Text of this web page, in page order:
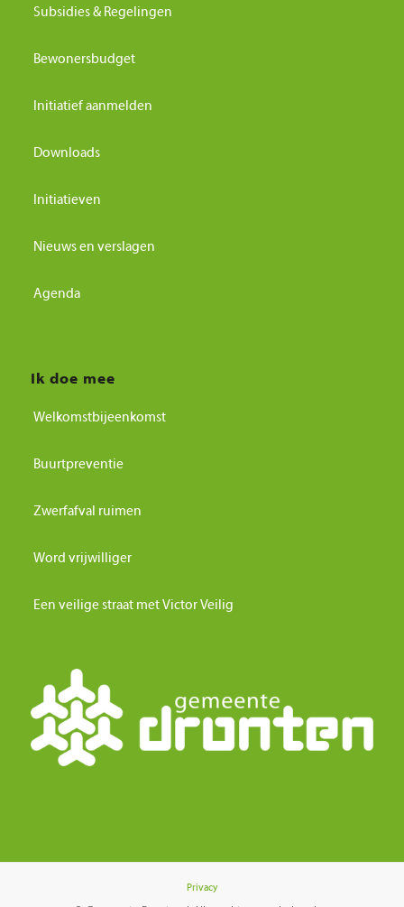
Subsidies & Regelingen
Bewonersbudget
Initiatief aanmelden
Downloads
Initiatieven
Nieuws en verslagen
Agenda
Ik doe mee
Welkomstbijeenkomst
Buurtpreventie
Zwerfafval ruimen
Word vrijwilliger
Een veilige straat met Victor Veilig
Privacy